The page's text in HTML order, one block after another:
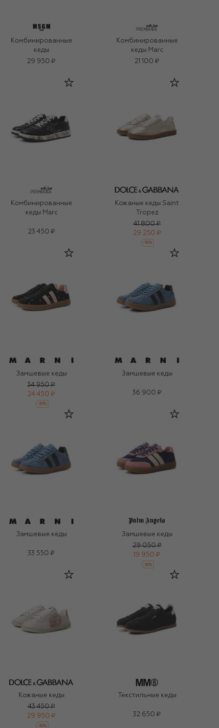
Комбинированные
кеды
29 950 ₽
Комбинированные
кеды Marc
21 100 ₽
Комбинированные
кеды Marc
23 450 ₽
Кожаные кеды Saint
Tropez
41 800 ₽
29 250 ₽
-30%
Замшевые кеды
34 950 ₽
24 450 ₽
-30%
Замшевые кеды
36 900 ₽
Замшевые кеды
33 550 ₽
Замшевые кеды
29 050 ₽
19 950 ₽
-30%
Кожаные кеды
43 450 ₽
29 950 ₽
-30%
Текстильные кеды
32 650 ₽